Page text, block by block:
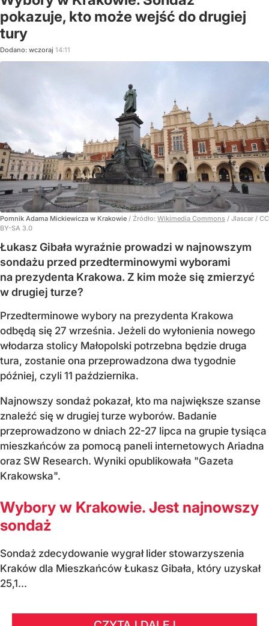
pokazuje, kto może wejść do drugiej
tury
Dodano: wczoraj 14:11
Pomnik Adama Mickiewicza w Krakowie / Źródło: Wikimedia Commons / Jlascar / CC
BY-SA 3.0
Łukasz Gibała wyraźnie prowadzi w najnowszym
sondażu przed przedterminowymi wyborami
na prezydenta Krakowa. Z kim może się zmierzyć
w drugiej turze?
Przedterminowe wybory na prezydenta Krakowa
odbędą się 27 września. Jeżeli do wyłonienia nowego
włodarza stolicy Małopolski potrzebna będzie druga
tura, zostanie ona przeprowadzona dwa tygodnie
później, czyli 11 października.
Najnowszy sondaż pokazał, kto ma największe szanse
znaleźć się w drugiej turze wyborów. Badanie
przeprowadzono w dniach 22-27 lipca na grupie tysiąca
mieszkańców za pomocą paneli internetowych Ariadna
oraz SW Research. Wyniki opublikowała "Gazeta
Krakowska".
Wybory w Krakowie. Jest najnowszy
sondaż
Sondaż zdecydowanie wygrał lider stowarzyszenia
Kraków dla Mieszkańców Łukasz Gibała, który uzyskał
25,1...